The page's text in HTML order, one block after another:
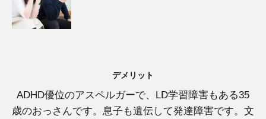
デメリット
ADHD優位のアスペルガーで、LD学習障害もある35
歳のおっさんです。息子も遺伝して発達障害です。文